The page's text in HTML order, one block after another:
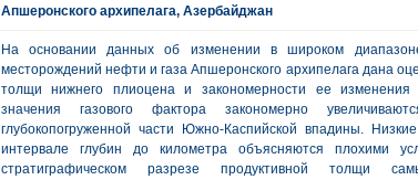
Апшеронского архипелага, Азербайджан
На основании данных об изменении в широком
месторождений нефти и газа Апшеронского архипелага дана
толщи нижнего плиоцена и закономерности ее
значения газового фактора закономерно
глубокопогруженной части Южно-Каспийской впадины.
интервале глубин до километра объясняются плохими
стратиграфическом разрезе продуктивной толщи